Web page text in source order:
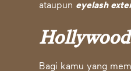
ataupun eyelash
Hollywood
Bagi kamu yang